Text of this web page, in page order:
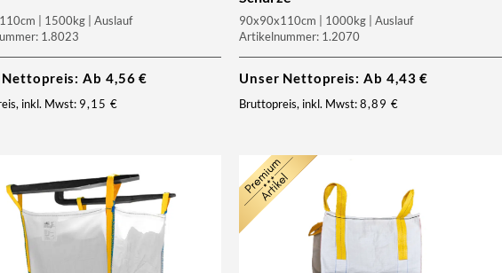
| 1500kg | Auslauf
1.8023
Nettopreis: Ab 4,56€
inkl. Mwst: 9,15 €
90x90x110cm | 1000kg | Auslauf
Artikelnummer: 1.2070
Unser Nettopreis: Ab 4,43€
Bruttopreis, inkl. Mwst:8,89 €